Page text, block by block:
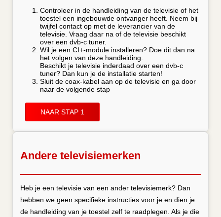
Controleer in de handleiding van de televisie of het
toestel een ingebouwde ontvanger heeft. Neem bij
twijfel contact op met de leverancier van de
televisie. Vraag daar na of de televisie beschikt
over een dvb-c tuner.
Wil je een CI+-module installeren? Doe dit dan na
het volgen van deze handleiding.
Beschikt je televisie inderdaad over een dvb-c
tuner? Dan kun je de installatie starten!
Sluit de coax-kabel aan op de televisie en ga door
naar de volgende stap
NAAR STAP 1
Andere televisiemerken
Heb je een televisie van een ander televisiemerk? Dan
hebben we geen specifieke instructies voor je en dien je
de handleiding van je toestel zelf te raadplegen. Als je die